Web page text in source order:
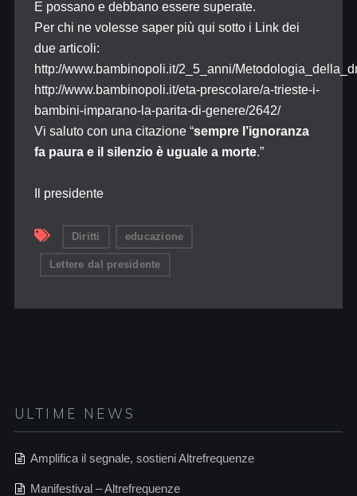
E possano e debbano essere superate.
Per chi ne volesse saper più qui sotto i Link dei
due articoli:
http://www.bambinopoli.it/2_5_anni/
http://www.bambinopoli.it/eta-prescolare/a-trieste-i-
bambini-imparano-la-parita-di-genere/2642/
Vi saluto con una citazione “sempre l’ignoranza
fa paura e il silenzio è uguale a morte.”
Il presidente
Diritti educazione
Lettere dal presidente
ULTIME NEWS
Amplifica il segnale, sostieni Altrefrequenze
Manifestival – Altrefrequenze